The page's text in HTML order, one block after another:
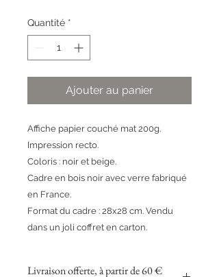
Quantité *
Ajouter au panier
Affiche papier couché mat 200g.
Impression recto.
Coloris : noir et beige.
Cadre en bois noir avec verre fabriqué
en France.
Format du cadre : 28x28 cm. Vendu
dans un joli coffret en carton.
Livraison offerte, à partir de 60 €